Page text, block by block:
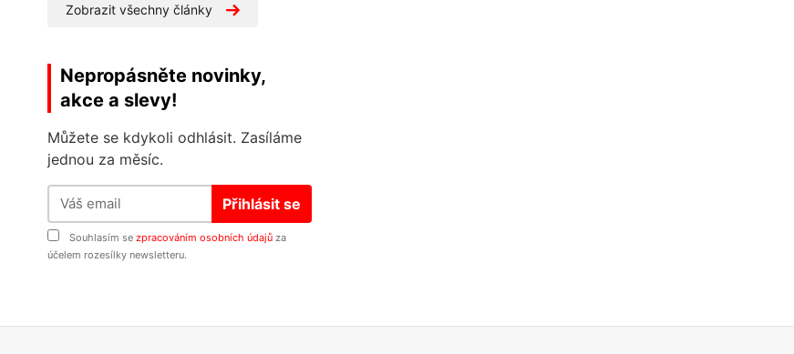
Zobrazit všechny články
Nepropásněte novinky,
akce a slevy!
Můžete se kdykoli odhlásit. Zasíláme
jednou za měsíc.
Přihlásit se
Souhlasím se zpracováním osobních údajů za
účelem rozesílky newsletteru.